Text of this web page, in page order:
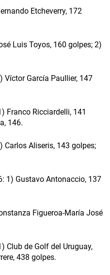
Etcheverry, 172
Luis Toyos, 160 golpes; 2)
Víctor García Paullier, 147
Franco Ricciardelli, 141
146.
Carlos Aliseris, 143 golpes;
1) Gustavo Antonaccio, 137
Figueroa-María José
Club de Golf del Uruguay,
438 golpes.